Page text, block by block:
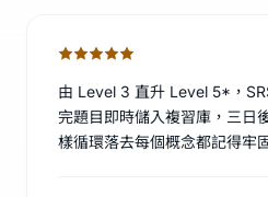
由 Level 3 直升 Level 5*，
完題目即時儲入複習庫，三日
樣循環落去每個概念都記得牢